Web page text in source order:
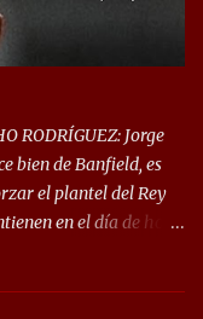
RODRÍGUEZ: Jorge
bien de Banfield, es
el plantel del Rey
en el día de hoy
se sabe, Banfield